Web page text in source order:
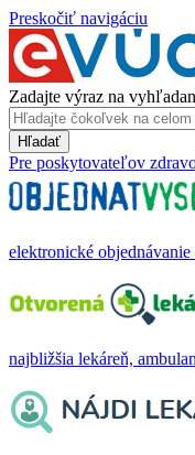
Preskočiť navigáciu
Zadajte výraz na
Hľadať
Pre poskytovateľov
elektronické objednávanie
najbližšia lekáreň,